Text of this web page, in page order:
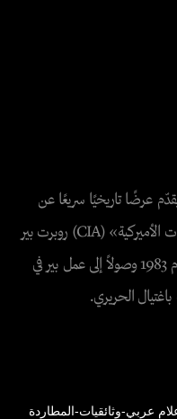
من إنتاج قناة الجديد سنة [2015] يقدّم عرضًا تاريخيًا سريعًا عن
مراحل مطاردة العميل في «وكالة الاستخبارات الأميركية» (CIA) روبرت بير
للقائد الحاج عماد مغينة، وذلك بدءًا من عام 1983 وصولاً إلى عمل بير في
باغتيال الحريري.